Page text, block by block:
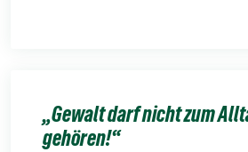
„Gewalt darf nicht zum
gehören!“